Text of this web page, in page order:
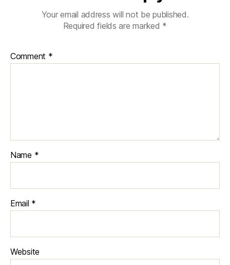
Your email address will not be published.
Required fields are marked *
Comment *
Name *
Email *
Website